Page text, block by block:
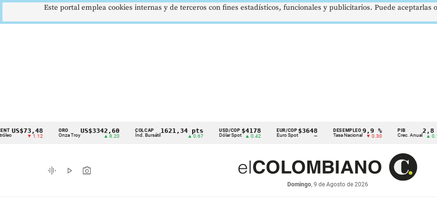
Cintillo
indicadores
económicos
▼ 1.12
ORO
Onza Troy
US$3342,60 COLCAP
Índ. Bursátil
1621,34 pts USD/COP
Dólar Spot
$4178
▲ 0.42
EUR/COP
Euro Spot
$3648
—
DESEMPLEO
Tasa Nacional
9,9 %
▼ 0.30
PIB
Crec. Anual
2,8 %
▲ 0.10
graphic_eq play_arrow photo_camera
Domingo, 9 de Agosto de 2026
Este portal emplea cookies internas y de terceros con fines estadísticos, funcionales y publicitarios. Puede aceptarlas